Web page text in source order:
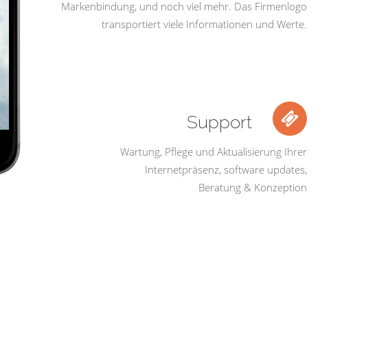
Markenbindung, und noch viel mehr. Das Firmenlogo
transportiert viele Informationen und Werte.
Support
Wartung, Pflege und Aktualisierung Ihrer
Internetpräsenz, software updates,
Beratung & Konzeption